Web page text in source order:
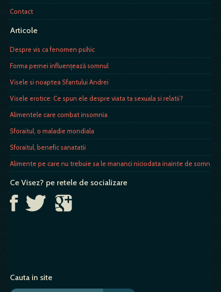
Contact
Articole
Despre vis ca fenomen psihic
Forma pernei influenţează somnul
Visele si noaptea Sfantului Andrei
Visele erotice: Ce spun ele despre viata ta sexuala si relatii?
Alimentele care combat insomnia
Sforaitul, o maladie mondiala
Sforaitul, benefic sanatatii
Alimente pe care nu trebuie sa le mananci niciodata inainte de somn
Ce Visez? pe retele de socializare
Cauta in site